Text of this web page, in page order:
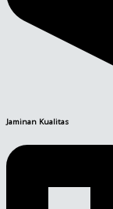
Jaminan Kualitas